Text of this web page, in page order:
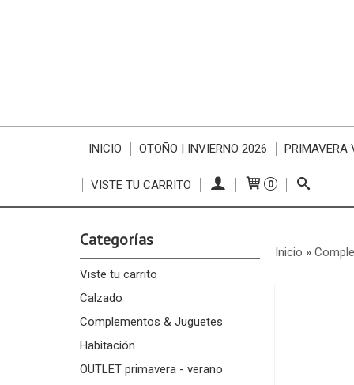
INICIO OTOÑO | INVIERNO 2026 PRIMAVERA
VISTE TU CARRITO 0
Categorías
Viste tu carrito
Calzado
Complementos & Juguetes
Habitación
OUTLET primavera - verano
Inicio »